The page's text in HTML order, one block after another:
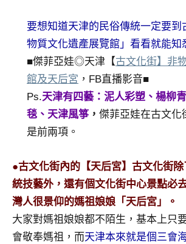
要想知道天津的民俗傳統一定要到
物質文化遺產展覽館」看看就能知
■傑菲亞娃◎天津【古文化街】非
館及天后宮 ，FB直播影音■
Ps.天津有四藝：泥人彩塑、楊柳
毯、天津風箏 ， 傑菲亞娃在古文化
是前兩項。
●古文化街內的【天后宮】古文化街
統技藝外，還有個文化街中心景點必
灣人很景仰的媽祖娘娘「天后宮」。
大家對媽祖娘娘都不陌生，基本上只
會敬奉媽祖，而天津本來就是個三會